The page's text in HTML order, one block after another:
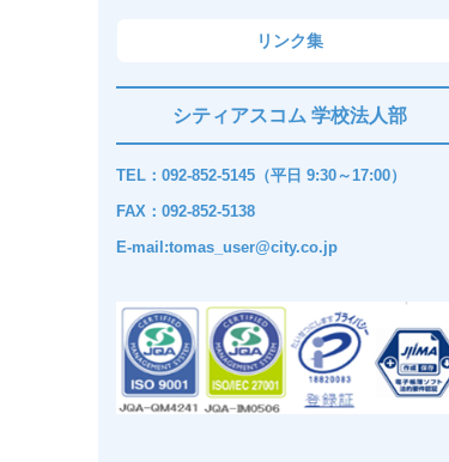
リンク集
シティアスコム 学校法人部
TEL：092-852-5145（平日 9:30～17:00）
FAX：092-852-5138
E-mail:tomas_user@city.co.jp